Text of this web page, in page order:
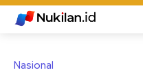
Nasional